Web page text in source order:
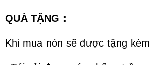
QUÀ TẶNG :
Khi mua nón sẽ được tặng kèm